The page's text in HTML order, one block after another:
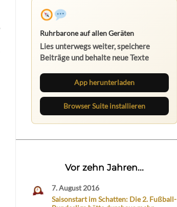
Ruhrbarone auf allen Geräten
Lies unterwegs weiter, speichere
Beiträge und behalte neue Texte
App herunterladen
Browser Suite installieren
Vor zehn Jahren...
7. August 2016
Saisonstart im Schatten: Die 2. Fußball-